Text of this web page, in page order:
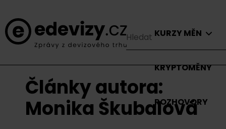
KURZY MĚN
KRYPTOMĚNY
ROZHOVORY
Články autora:
Monika Škubalová